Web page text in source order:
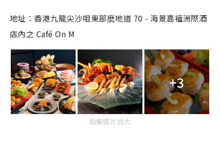
地址：香港九龍尖沙咀東部麽地道 70 - 海景嘉福洲際酒
店內之 Café On M
+3
點擊圖片放大